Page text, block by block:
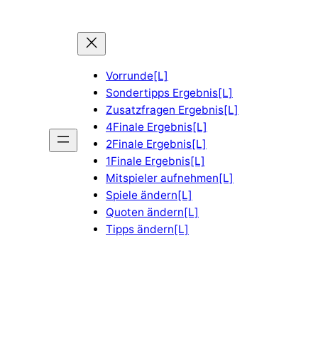
Vorrunde[L]
Sondertipps Ergebnis[L]
Zusatzfragen Ergebnis[L]
4Finale Ergebnis[L]
2Finale Ergebnis[L]
1Finale Ergebnis[L]
Mitspieler aufnehmen[L]
Spiele ändern[L]
Quoten ändern[L]
Tipps ändern[L]